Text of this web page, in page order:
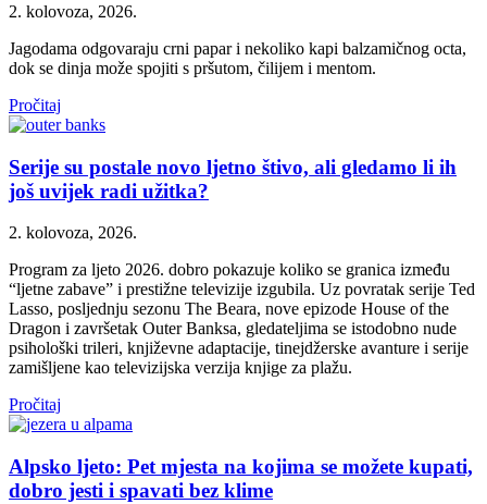
2. kolovoza, 2026.
Jagodama odgovaraju crni papar i nekoliko kapi balzamičnog octa,
dok se dinja može spojiti s pršutom, čilijem i mentom.
Pročitaj
Serije su postale novo ljetno štivo, ali gledamo li ih
još uvijek radi užitka?
2. kolovoza, 2026.
Program za ljeto 2026. dobro pokazuje koliko se granica između
“ljetne zabave” i prestižne televizije izgubila. Uz povratak serije Ted
Lasso, posljednju sezonu The Beara, nove epizode House of the
Dragon i završetak Outer Banksa, gledateljima se istodobno nude
psihološki trileri, književne adaptacije, tinejdžerske avanture i serije
zamišljene kao televizijska verzija knjige za plažu.
Pročitaj
Alpsko ljeto: Pet mjesta na kojima se možete kupati,
dobro jesti i spavati bez klime